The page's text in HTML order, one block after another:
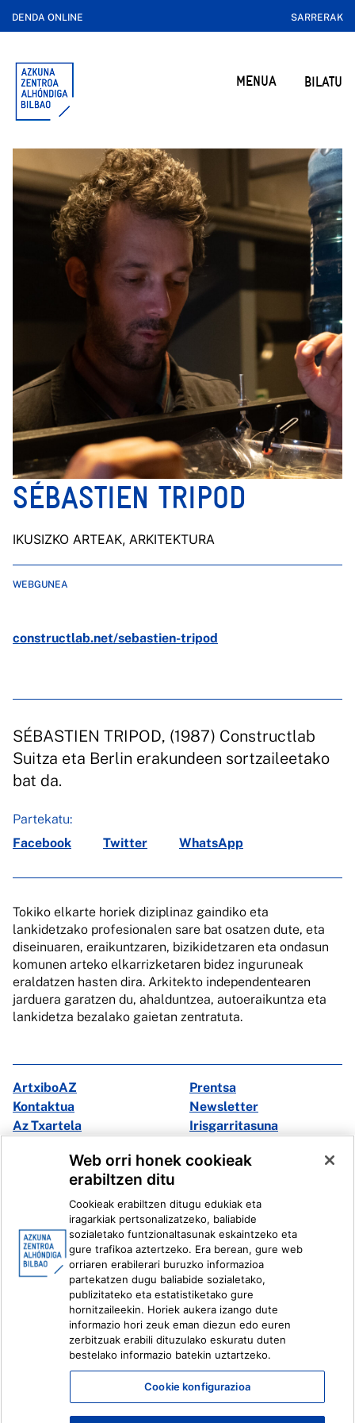
DENDA ONLINE SARRERAK
MENUA BILATU
SÉBASTIEN TRIPOD
IKUSIZKO ARTEAK, ARKITEKTURA
WEBGUNEA
constructlab.net/sebastien-tripod
SÉBASTIEN TRIPOD, (1987) Constructlab
Suitza eta Berlin erakundeen sortzaileetako
bat da.
Partekatu:
Facebook
Twitter WhatsApp
Tokiko elkarte horiek diziplinaz gaindiko eta
lankidetzako profesionalen sare bat osatzen dute, eta
diseinuaren, eraikuntzaren, bizikidetzaren eta ondasun
komunen arteko elkarrizketaren bidez inguruneak
eraldatzen hasten dira. Arkitekto independentearen
jarduera garatzen du, ahalduntzea, autoeraikuntza eta
lankidetza bezalako gaietan zentratuta.
ArtxiboAZ
Prentsa
Kontaktua
Newsletter
Az Txartela
Irisgarritasuna
Instagram
Youtube
Linkedin
Ivoox
Lege informazioa Barneko Informazio Sistema
Web orri honek cookieak
erabiltzen ditu
Cookieak erabiltzen ditugu edukiak eta
iragarkiak pertsonalizatzeko, baliabide
sozialetako funtzionaltasunak eskaintzeko eta
gure trafikoa aztertzeko. Era berean, gure web
orriaren erabilerari buruzko informazioa
partekatzen dugu baliabide sozialetako,
publizitateko eta estatistiketako gure
hornitzaileekin. Horiek aukera izango dute
informazio hori zeuk eman diezun edo euren
zerbitzuak erabili dituzulako eskuratu duten
bestelako informazio batekin uztartzeko.
Cookie konfigurazioa